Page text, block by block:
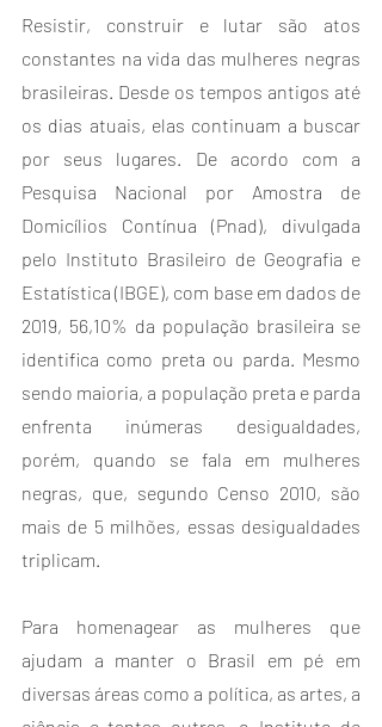
Resistir, construir e lutar são atos
constantes na vida das mulheres negras
brasileiras. Desde os tempos antigos até
os dias atuais, elas continuam a buscar
por seus lugares. De acordo com a
Pesquisa Nacional por Amostra de
Domicílios Contínua (Pnad), divulgada
pelo Instituto Brasileiro de Geografia e
Estatística (IBGE), com base em dados de
2019, 56,10% da população brasileira se
identifica como preta ou parda. Mesmo
sendo maioria, a população preta e parda
enfrenta inúmeras desigualdades,
porém, quando se fala em mulheres
negras, que, segundo Censo 2010, são
mais de 5 milhões, essas desigualdades
triplicam.
Para homenagear as mulheres que
ajudam a manter o Brasil em pé em
diversas áreas como a política, as artes, a